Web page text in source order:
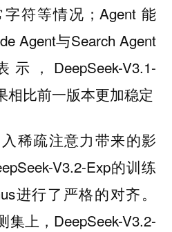
符等情况；Agent 能
Agent与Search Agent
，DeepSeek-V3.1-
相比前一版本更加稳定
稀疏注意力带来的影
V3.2-Exp的训练
进行了严格的对齐。
集上，DeepSeek-V3.2-